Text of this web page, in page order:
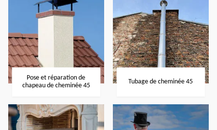
Pose et réparation de
chapeau de cheminée 45
Tubage de cheminée 45